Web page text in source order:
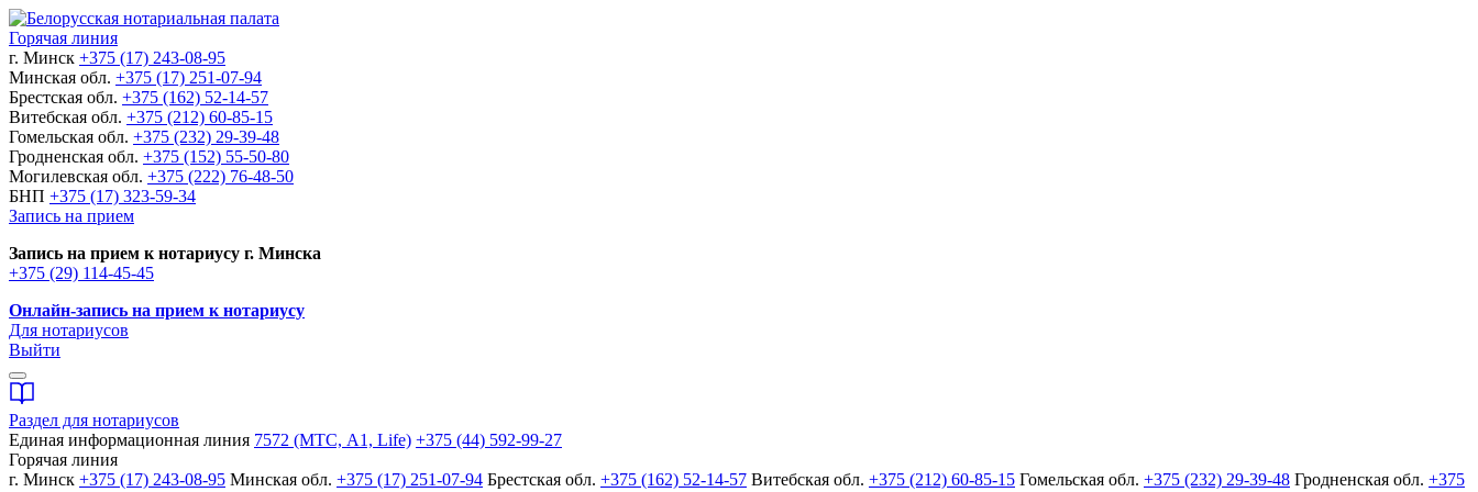
Горячая линия
г. Минск +375 (17) 243-08-95
Минская обл. +375 (17) 251-07-94
Брестская обл. +375 (162) 52-14-57
Витебская обл. +375 (212) 60-85-15
Гомельская обл. +375 (232) 29-39-48
Гродненская обл. +375 (152) 55-50-80
Могилевская обл. +375 (222) 76-48-50
БНП +375 (17) 323-59-34
Запись на прием
Запись на прием к нотариусу г. Минска
+375 (29) 114-45-45
Онлайн-запись на прием к нотариусу
Для нотариусов
Выйти
Раздел для нотариусов
Единая информационная линия 7572 (МТС, A1, Life) +375 (44) 592-99-27
Горячая линия
г. Минск +375 (17) 243-08-95 Минская обл. +375 (17) 251-07-94 Брестская обл. +375 (162) 52-14-57 Витебская обл. +375 (212) 60-85-15 Гомельская обл. +375 (232) 29-39-48 Гродненская обл. +375